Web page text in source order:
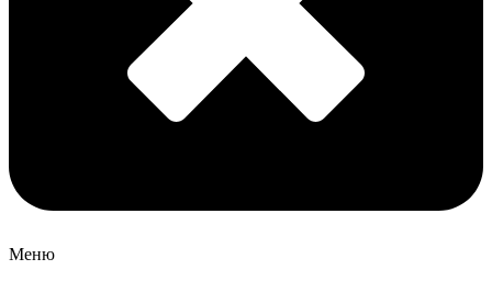
Меню